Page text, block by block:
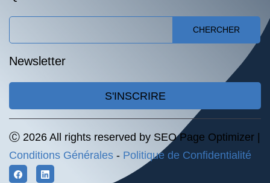
CHERCHER
Newsletter
S'INSCRIRE
Ⓒ 2026 All rights reserved by SEO Page Optimizer |
Conditions Générales - Politique de Confidentialité